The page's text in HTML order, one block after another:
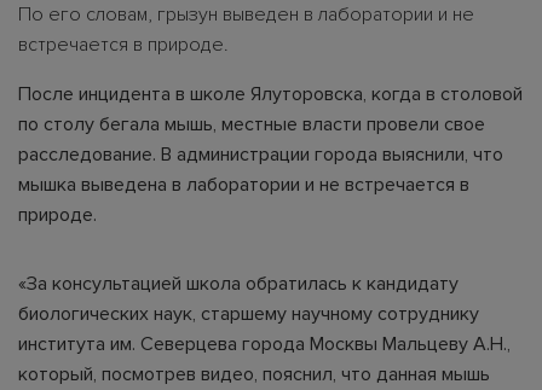
По его словам, грызун выведен в лаборатории и не
встречается в природе.
После инцидента в школе Ялуторовска, когда в столовой
по столу бегала мышь, местные власти провели свое
расследование. В администрации города выяснили, что
мышка выведена в лаборатории и не встречается в
природе.
«За консультацией школа обратилась к кандидату
биологических наук, старшему научному сотруднику
института им. Северцева города Москвы Мальцеву А.Н.,
который, посмотрев видео, пояснил, что данная мышь